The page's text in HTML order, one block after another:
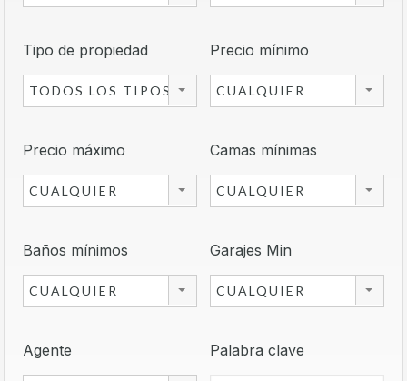
Tipo de propiedad
TODOS LOS TIPOS
Precio mínimo
CUALQUIER
Precio máximo
CUALQUIER
Camas mínimas
CUALQUIER
Baños mínimos
CUALQUIER
Garajes Min
CUALQUIER
Agente Palabra clave